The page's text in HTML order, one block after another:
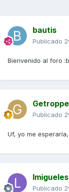
bautis
Publicado
Bienvenido al foro
Publicado
Uf, yo me
lmigueles
Publicado